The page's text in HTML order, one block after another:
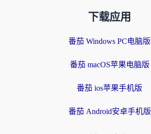
下载应用
番茄 Windows PC电脑版
番茄 macOS苹果电脑版
番茄 ios苹果手机版
番茄 Android安卓手机版